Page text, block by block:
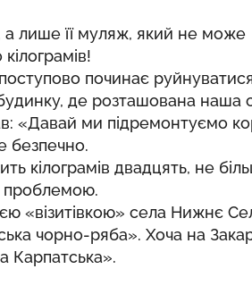
лише її муляж, який не може
починає
де розташована наша
«Давай ми підремонтуємо
безпечно.
кілограмів двадцять, не
проблемою.
«візитівкою» села Нижнє
чорно-ряба». Хоча на
Карпатська».